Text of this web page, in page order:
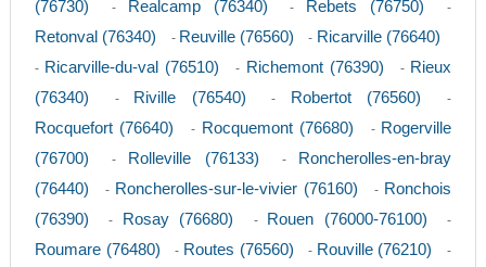
(76730) - Realcamp (76340) - Rebets (76750) -
Retonval (76340) - Reuville (76560) - Ricarville (76640)
- Ricarville-du-val (76510) - Richemont (76390) - Rieux
(76340)
- Riville (76540) - Robertot (76560) -
Rocquefort (76640) - Rocquemont (76680) - Rogerville
(76700)
- Rolleville (76133) -
Roncherolles-en-bray
(76440)
- Roncherolles-sur-le-vivier (76160) - Ronchois
(76390)
- Rosay (76680) - Rouen (76000-76100) -
Roumare (76480) - Routes (76560) - Rouville (76210) -